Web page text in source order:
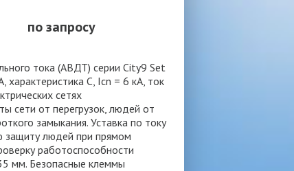
по запросу
тока (АВДТ) серии City9 Set
С, Icn = 6 кА, ток
сетях
сети от перегрузок, людей от
замыкания. Уставка по току
защиту людей при прямом
работоспособности
мм. Безопасные клеммы